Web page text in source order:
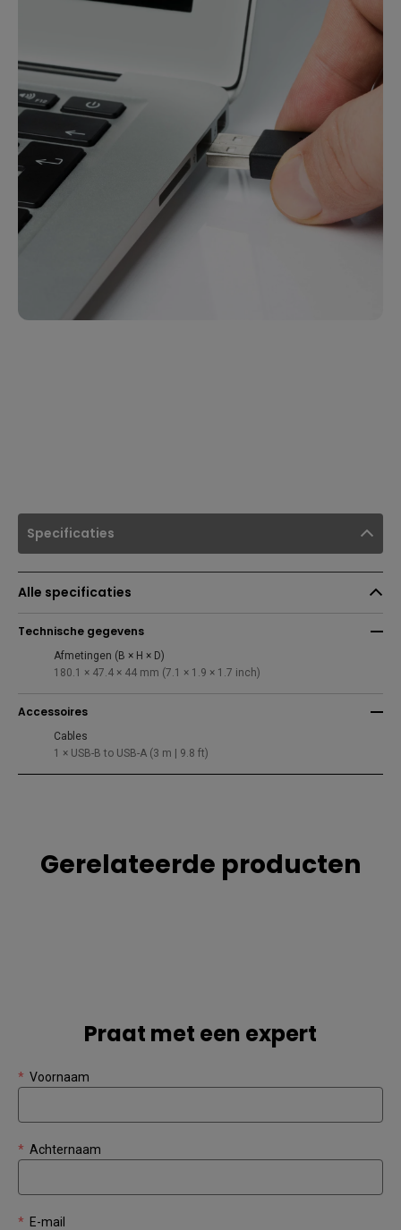
Specificaties
Alle specificaties
Technische gegevens
Afmetingen (B × H × D)
180.1 × 47.4 × 44 mm (7.1 × 1.9 × 1.7 inch)
Accessoires
Cables
1 × USB-B to USB-A (3 m | 9.8 ft)
Gerelateerde producten
Praat met een expert
Voornaam
*
Achternaam
*
E-mail
*